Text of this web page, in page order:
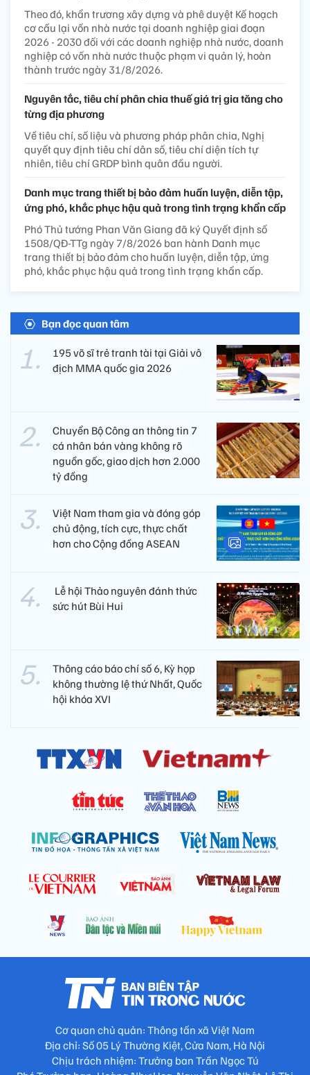
Theo đó, khẩn trương xây dựng và phê duyệt Kế hoạch
cơ cấu lại vốn nhà nước tại doanh nghiệp giai đoạn
2026 - 2030 đối với các doanh nghiệp nhà nước, doanh
nghiệp có vốn nhà nước thuộc phạm vi quản lý, hoàn
thành trước ngày 31/8/2026.
Nguyên tắc, tiêu chí phân chia thuế giá trị gia tăng cho
từng địa phương
Về tiêu chí, số liệu và phương pháp phân chia, Nghị
quyết quy định tiêu chí dân số, tiêu chí diện tích tự
nhiên, tiêu chí GRDP bình quân đầu người.
Danh mục trang thiết bị bảo đảm huấn luyện, diễn tập,
ứng phó, khắc phục hậu quả trong tình trạng khẩn cấp
Phó Thủ tướng Phan Văn Giang đã ký Quyết định số
1508/QĐ-TTg ngày 7/8/2026 ban hành Danh mục
trang thiết bị bảo đảm cho huấn luyện, diễn tập, ứng
phó, khắc phục hậu quả trong tình trạng khẩn cấp.
Bạn đọc quan tâm
195 võ sĩ trẻ tranh tài tại Giải vô
địch MMA quốc gia 2026
Chuyển Bộ Công an thông tin 7
cá nhân bán vàng không rõ
nguồn gốc, giao dịch hơn 2.000
tỷ đồng
Việt Nam tham gia và đóng góp
chủ động, tích cực, thực chất
hơn cho Cộng đồng ASEAN
​ Lễ hội Thảo nguyên đánh thức
sức hút Bùi Hui
Thông cáo báo chí số 6, Kỳ họp
không thường lệ thứ Nhất, Quốc
hội khóa XVI
Cơ quan chủ quản: Thông tấn xã Việt Nam
Địa chỉ: Số 05 Lý Thường Kiệt, Cửa Nam, Hà Nội
Chịu trách nhiệm: Trưởng ban Trần Ngọc Tú